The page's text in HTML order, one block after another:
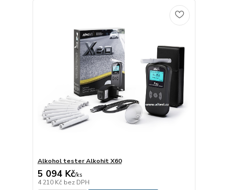
Alkohol tester Alkohit X60
5 094 Kč/ks
4 210 Kč bez DPH